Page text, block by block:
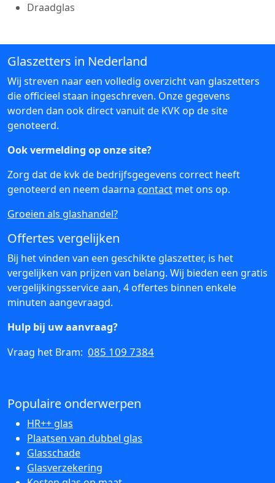
Draadglas
Glaszetters in Nederland
Wij streven naar een volledig overzicht van glaszetters
die officieel staan ingeschreven. Onze gegevens
worden dan ook direct vanuit de KVK op de site
genoteerd.
Ook vermelding op onze site?
Zorg dat de kvk de bedrijfsgegevens correct heeft
genoteerd en neem daarna contact met ons op.
Groeien als glashandel?
Offertes vergelijken
Bij het vinden van een geschikte glaszetter, is het
vergelijken van prijzen van belang. Wij bieden een gratis
vergelijkingsservice aan, 4 offertes binnen enkele
minuten aangevraagd.
Hulp bij uw aanvraag?
Vraag het Bram: 085 109 7384
Populaire onderwerpen
HR++ glas
Plaatsen van dubbel glas
Glasschade
Glasverzekering